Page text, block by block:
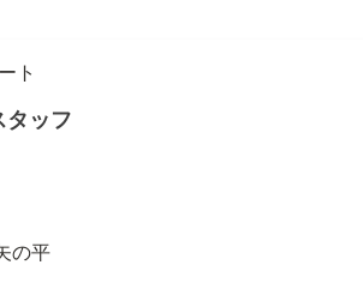
ト
タッフ
の平